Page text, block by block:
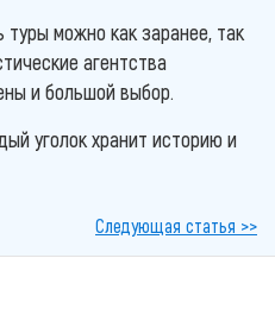
туры можно как заранее, так
агентства
и большой выбор.
уголок хранит историю и
Следующая статья >>